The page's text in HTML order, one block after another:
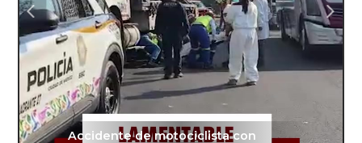
Accidente de motociclista con